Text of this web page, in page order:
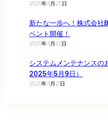
2025年4月25日
新たな一歩へ！株式会社
ベント開催！
2025年4月22日
システムメンテナンス
2025年5月9日）
2025年4月21日